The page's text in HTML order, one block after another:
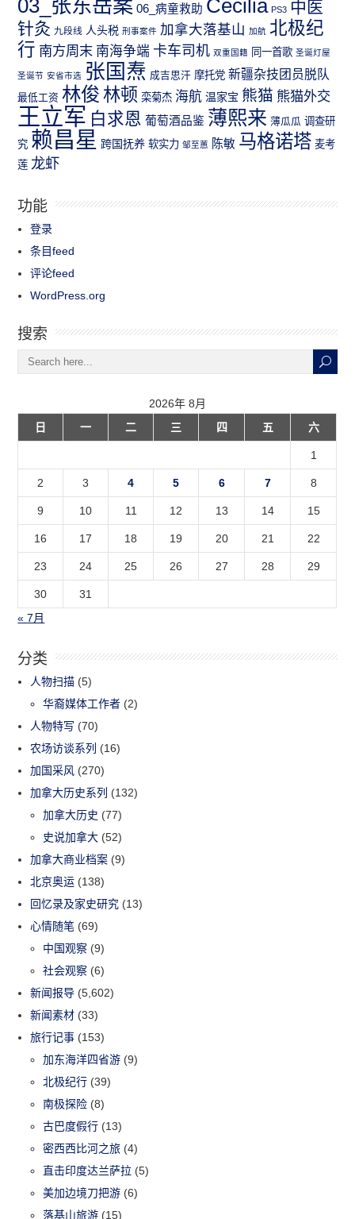
03_张东岳案 06_病童救助 Cecilia PS3 中医
针灸 九段线 人头税 刑事案件 加拿大落基山 加航 北极纪
行 南方周末 南海争端 卡车司机 双重国籍 同一首歌 圣诞灯屋
圣诞节 安省市选 张国焘 成吉思汗 摩托党 新疆杂技团员脱队
最低工资 林俊 林顿 栾菊杰 海航 温家宝 熊猫 熊猫外交
王立军 白求恩 葡萄酒品鉴 薄熙来 薄瓜瓜 调查研
究 赖昌星 跨国抚养 软实力 邹至蕙 陈敏 马格诺塔 麦考
莲 龙虾
功能
登录
条目feed
评论feed
WordPress.org
搜索
2026年 8月
日
一 二 三 四 五 六
1
2 3 4 5 6 7 8
9 10 11 12 13 14 15
16 17 18 19 20 21 22
23 24 25 26 27 28 29
30
31
« 7月
分类
人物扫描 (5)
华裔媒体工作者 (2)
人物特写 (70)
农场访谈系列 (16)
加国采风 (270)
加拿大历史系列 (132)
加拿大历史 (77)
史说加拿大 (52)
加拿大商业档案 (9)
北京奥运 (138)
回忆录及家史研究 (13)
心情随笔 (69)
中国观察 (9)
社会观察 (6)
新闻报导 (5,602)
新闻素材 (33)
旅行记事 (153)
加东海洋四省游 (9)
北极纪行 (39)
南极探险 (8)
古巴度假行 (13)
密西西比河之旅 (4)
直击印度达兰萨拉 (5)
美加边境刀把游 (6)
落基山旅游 (15)